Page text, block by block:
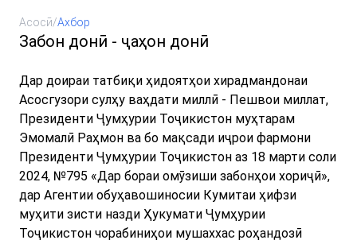
Асосӣ/Ахбор
Забон донӣ - ҷаҳон донӣ
Дар доираи татбиқи ҳидоятҳои хирадмандонаи
Асосгузори сулҳу ваҳдати миллӣ - Пешвои миллат,
Президенти Ҷумҳурии Тоҷикистон муҳтарам
Эмомалӣ Раҳмон ва бо мақсади иҷрои фармони
Президенти Ҷумҳурии Тоҷикистон аз 18 марти соли
2024, №795 «Дар бораи омӯзиши забонҳои хориҷӣ»,
дар Агентии обуҳавошиносии Кумитаи ҳифзи
муҳити зисти назди Ҳукумати Ҷумҳурии
Тоҷикистон чорабиниҳои мушаххас роҳандозӣ